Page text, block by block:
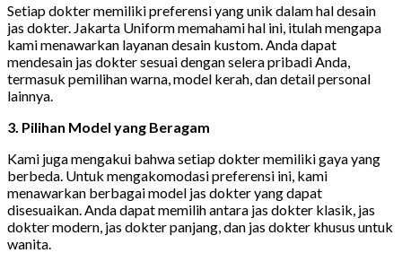
Setiap dokter memiliki preferensi yang unik dalam hal desain
jas dokter. Jakarta Uniform memahami hal ini, itulah mengapa
kami menawarkan layanan desain kustom. Anda dapat
mendesain jas dokter sesuai dengan selera pribadi Anda,
termasuk pemilihan warna, model kerah, dan detail personal
lainnya.
3. Pilihan Model yang Beragam
Kami juga mengakui bahwa setiap dokter memiliki gaya yang
berbeda. Untuk mengakomodasi preferensi ini, kami
menawarkan berbagai model jas dokter yang dapat
disesuaikan. Anda dapat memilih antara jas dokter klasik, jas
dokter modern, jas dokter panjang, dan jas dokter khusus untuk
wanita.